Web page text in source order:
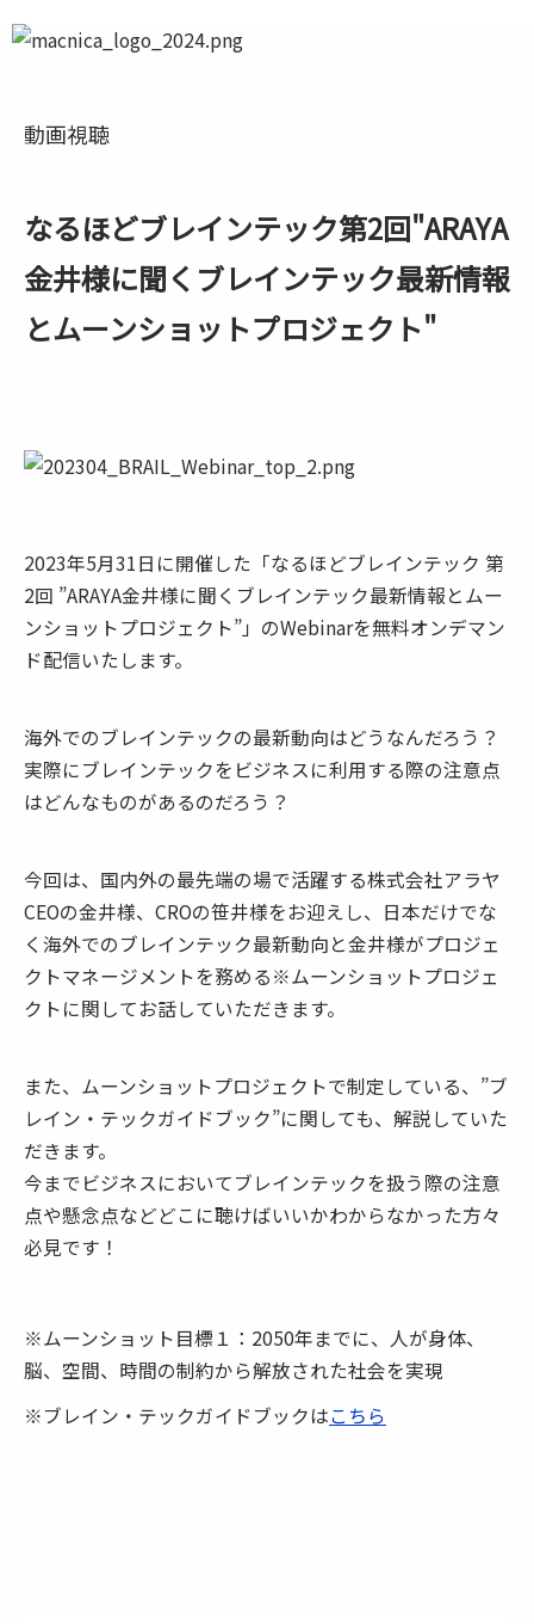
動画視聴
なるほどブレインテック第2回"ARAYA
金井様に聞くブレインテック最新情報
とムーンショットプロジェクト"
2023年5月31日に開催した「なるほどブレインテック 第
2回 ”ARAYA金井様に聞くブレインテック最新情報とムー
ンショットプロジェクト”」のWebinarを無料オンデマン
ド配信いたします。
海外でのブレインテックの最新動向はどうなんだろう？
実際にブレインテックをビジネスに利用する際の注意点
はどんなものがあるのだろう？
今回は、国内外の最先端の場で活躍する株式会社アラヤ
CEOの金井様、CROの笹井様をお迎えし、日本だけでな
く海外でのブレインテック最新動向と金井様がプロジェ
クトマネージメントを務める※ムーンショットプロジェ
クトに関してお話していただきます。
また、ムーンショットプロジェクトで制定している、”ブ
レイン・テックガイドブック”に関しても、解説していた
だきます。
今までビジネスにおいてブレインテックを扱う際の注意
点や懸念点などどこに聴けばいいかわからなかった方々
必見です！
※ムーンショット目標１：2050年までに、人が身体、
脳、空間、時間の制約から解放された社会を実現
※ブレイン・テックガイドブックはこちら